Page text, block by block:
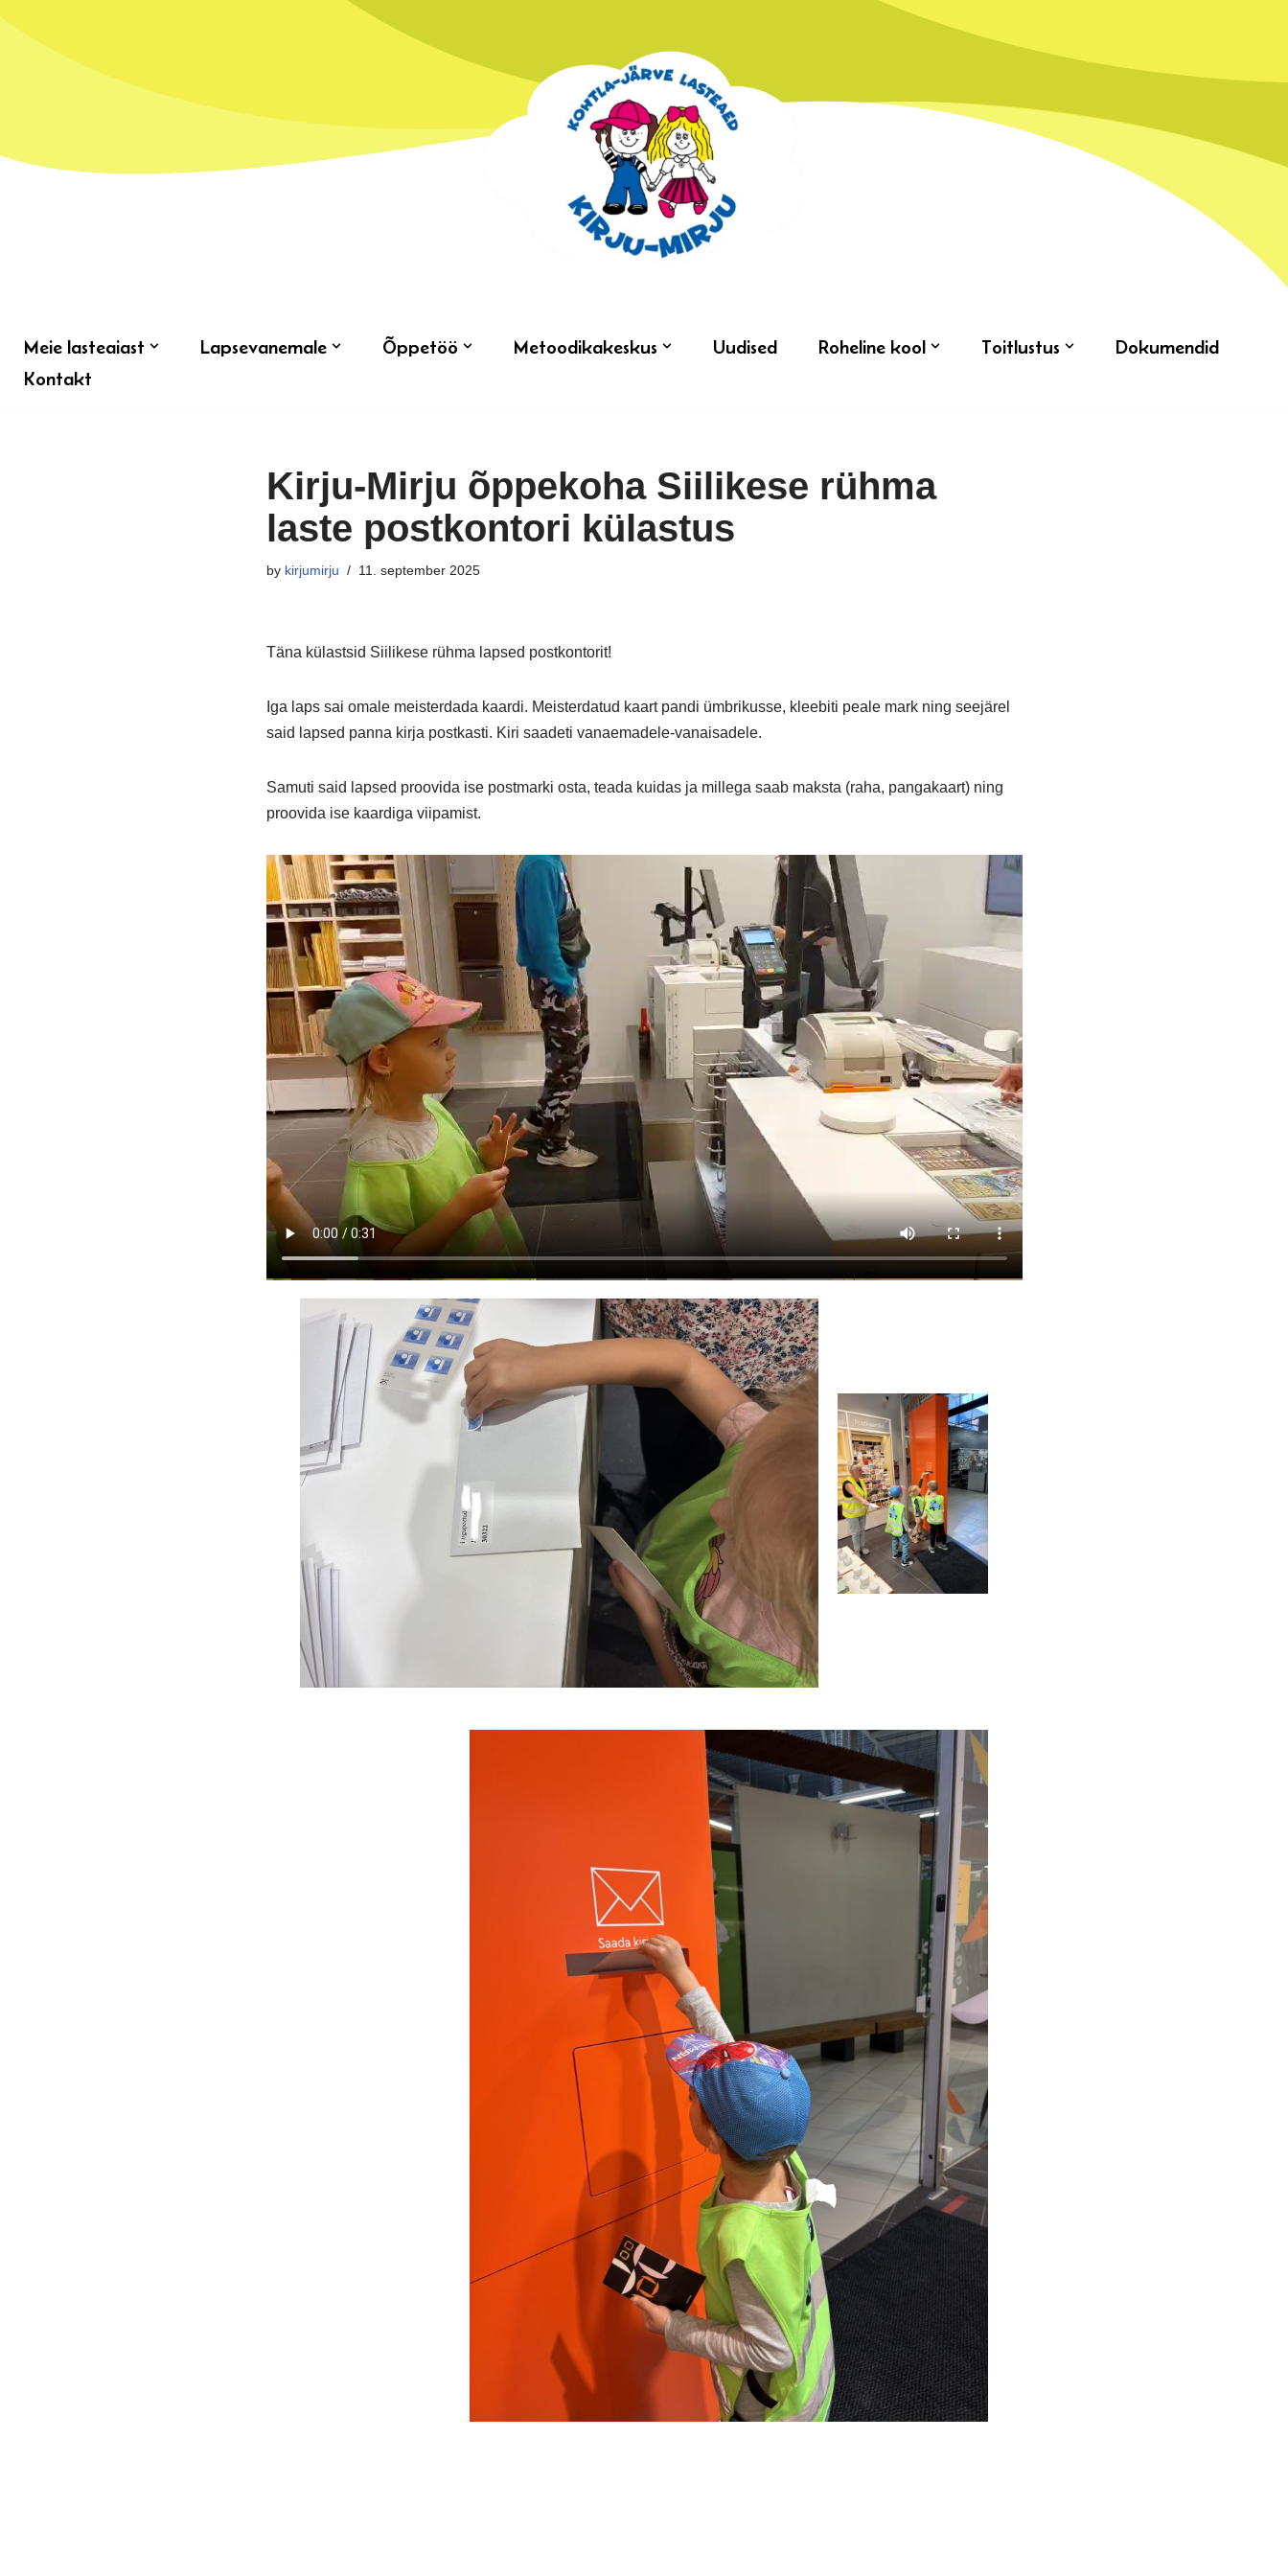
Meie lasteaiast Lapsevanemale Õppetöö Metoodikakeskus Uudised Roheline kool Toitlustus
Dokumendid
Kontakt
Kirju-Mirju õppekoha Siilikese rühma
laste postkontori külastus
by kirjumirju 11. september 2025
Täna külastsid Siilikese rühma lapsed postkontorit!
Iga laps sai omale meisterdada kaardi. Meisterdatud kaart pandi ümbrikusse, kleebiti peale mark ning seejärel
said lapsed panna kirja postkasti. Kiri saadeti vanaemadele-vanaisadele.
Samuti said lapsed proovida ise postmarki osta, teada kuidas ja millega saab maksta (raha, pangakaart) ning
proovida ise kaardiga viipamist.